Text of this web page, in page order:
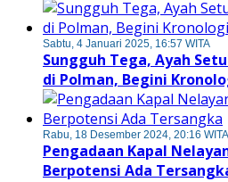
Sabtu, 4 Januari 2025, 16:57 WITA
Sungguh Tega, Ayah
di Polman, Begini
Rabu, 18 Desember 2024, 20:16 WITA
Pengadaan Kapal
Berpotensi Ada